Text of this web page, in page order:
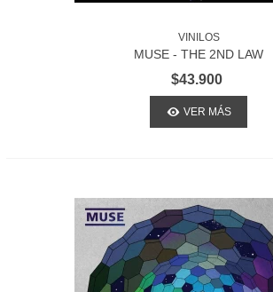
VINILOS
MUSE - THE 2ND LAW
$43.900
VER MÁS